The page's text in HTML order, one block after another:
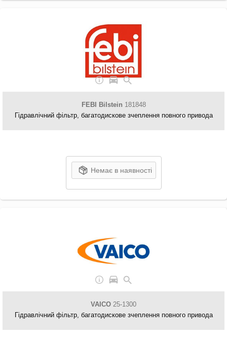
FEBI Bilstein 181848
Гідравлічний фільтр, багатодискове зчеплення повного привода
Немає в наявності
VAICO 25-1300
Гідравлічний фільтр, багатодискове зчеплення повного привода